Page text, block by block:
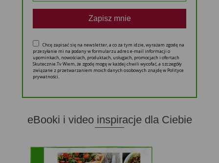
Zapisz mnie
Chcę zapisać się na newsletter, a co za tym idzie, wyrażam zgodę na
przesyłanie mi na podany w formularzu adres e-mail informacji o
upominkach, nowościach, produktach, usługach, promocjach i ofertach
Skutecznie.Tv Wiem, że zgodę mogę w każdej chwili wycofać, a szczegóły
związane z przetwarzaniem moich danych osobowych znajdę w Polityce
prywatności.
eBooki i video inspiracje dla Ciebie